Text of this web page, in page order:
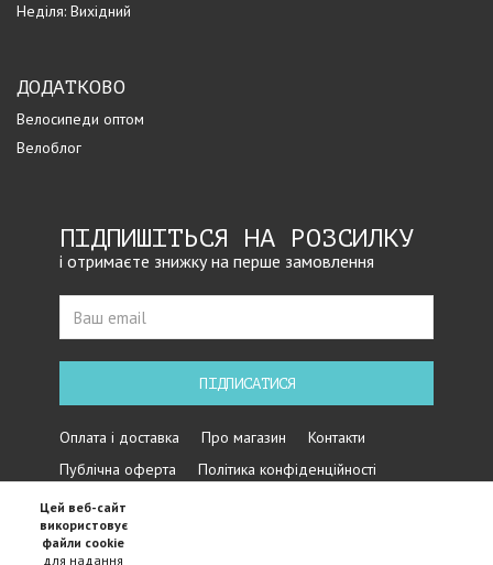
Неділя: Вихідний
ДОДАТКОВО
Велосипеди оптом
Велоблог
ПІДПИШІТЬСЯ НА РОЗСИЛКУ
і отримаєте знижку на перше замовлення
ПІДПИСАТИСЯ
Оплата і доставка Про магазин
Контакти
Публічна оферта
Політика конфіденційності
Цей веб-сайт
використовує
файли cookie
для надання